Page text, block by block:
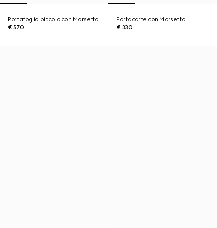
Portafoglio piccolo con Morsetto
€ 570
Portacarte con Morsetto
€ 330